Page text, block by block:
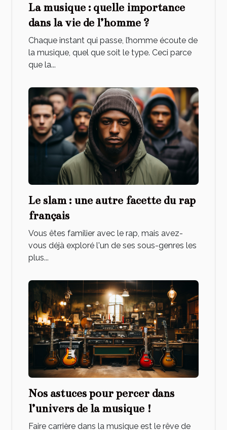
La musique : quelle importance
dans la vie de l’homme ?
Chaque instant qui passe, l’homme écoute de
la musique, quel que soit le type. Ceci parce
que la...
Le slam : une autre facette du rap
français
Vous êtes familier avec le rap, mais avez-
vous déjà exploré l'un de ses sous-genres les
plus...
Nos astuces pour percer dans
l’univers de la musique !
Faire carrière dans la musique est le rêve de